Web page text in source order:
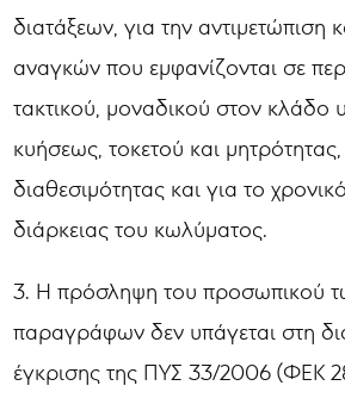
διατάξεων, για την αντιμετώπιση
αναγκών που εμφανίζονται σε
τακτικού, μοναδικού στον
κυήσεως, τοκετού και
διαθεσιμότητας και για το
διάρκειας του κωλύματος.
3. Η πρόσληψη του προσωπικού
παραγράφων δεν υπάγεται στη
έγκρισης της ΠΥΣ 33/2006 (ΦΕΚ